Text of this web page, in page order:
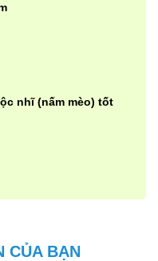
nhĩ (nấm mèo) tốt
CỦA BẠN